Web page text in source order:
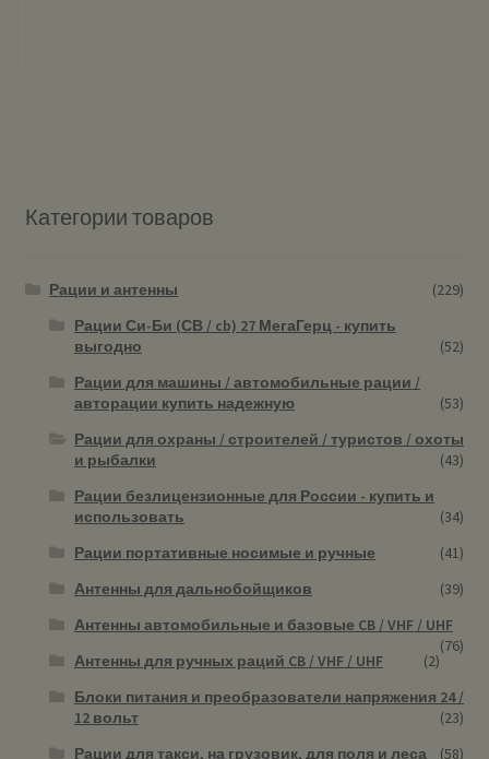
Категории товаров
Рации и антенны
(229)
Рации Си-Би (СВ / cb) 27 МегаГерц - купить
выгодно
(52)
Рации для машины / автомобильные рации /
авторации купить надежную
(53)
Рации для охраны / строителей / туристов / охоты
и рыбалки
(43)
Рации безлицензионные для России - купить и
использовать
(34)
Рации портативные носимые и ручные
(41)
Антенны для дальнобойщиков
(39)
Антенны автомобильные и базовые CB / VHF / UHF
(76)
Антенны для ручных раций CB / VHF / UHF
(2)
Блоки питания и преобразователи напряжения 24 /
12 вольт
(23)
Рации для такси, на грузовик, для поля и леса
(58)